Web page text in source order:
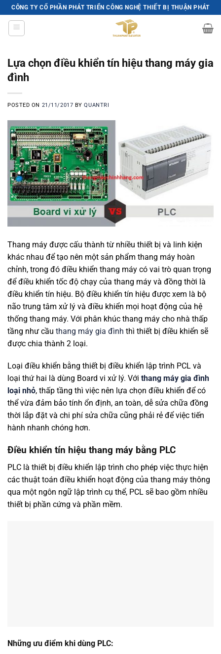
Skip
to
content
CÔNG TY CỔ PHẦN PHÁT TRIỂN CÔNG NGHỆ THIẾT BỊ THUẬN PHÁT
Lựa chọn điều khiển tín hiệu thang máy gia
đình
POSTED ON 21/11/2017 BYQUANTRI
Thang máy được cấu thành từ nhiều thiết bị và linh kiện
khác nhau để tạo nên một sản phẩm thang máy hoàn
chỉnh, trong đó điều khiển thang máy có vai trò quan trọng
để điều khiển tốc độ chạy của thang máy và đồng thời là
điều khiển tín hiệu. Bộ điều khiển tín hiệu được xem là bộ
não trung tâm xử lý và điều khiển mọi hoạt động của hệ
thống thang máy. Với phân khúc thang máy cho nhà thấp
tầng như cầu thang máy gia đình thì thiết bị điều khiển sẽ
được chia thành 2 loại.
Loại điều khiển bằng thiết bị điều khiển lập trình PCL và
loại thứ hai là dùng Board vi xử lý. Với thang máy gia đình
loại nhỏ, thấp tầng thì việc nên lựa chọn điều khiển để có
thể vừa đảm bảo tính ổn định, an toàn, dễ sửa chữa đồng
thời lắp đặt và chi phí sửa chữa cũng phải rẻ để việc tiến
hành nhanh chóng hơn.
Điều khiển tín hiệu thang máy bằng PLC
PLC là thiết bị điều khiển lập trình cho phép việc thực hiện
các thuật toán điều khiển hoạt động của thang máy thông
qua một ngôn ngữ lập trình cụ thể, PCL sẽ bao gồm nhiều
thiết bị phần cứng và phần mềm.
Những ưu điểm khi dùng PLC: